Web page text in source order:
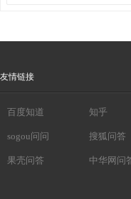
友情链接
百度知道 知乎
sogou问问 搜狐问答
果壳问答 中华网问